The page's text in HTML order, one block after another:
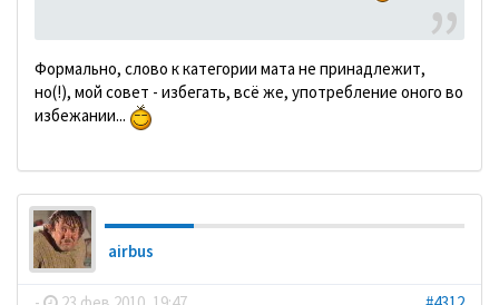
Формально, слово к категории мата не принадлежит,
но(!), мой совет - избегать, всё же, употребление оного во
избежании...
airbus